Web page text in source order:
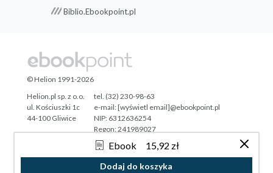
Ebook 15,92 zł
Dodaj do koszyka
Biblio.Ebookpoint.pl
Tonik.pl
© Helion 1991-2026
Helion.pl sp. z o.o.
ul. Kościuszki 1c
44-100 Gliwice
tel. (32) 230-98-63
e-mail:[wyświetl email]@ebookpoint.pl
NIP: 6312636254
Regon: 241989027